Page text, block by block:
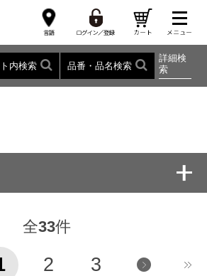
内検索 品番・品名検索
詳細検
索
全33件
2 3